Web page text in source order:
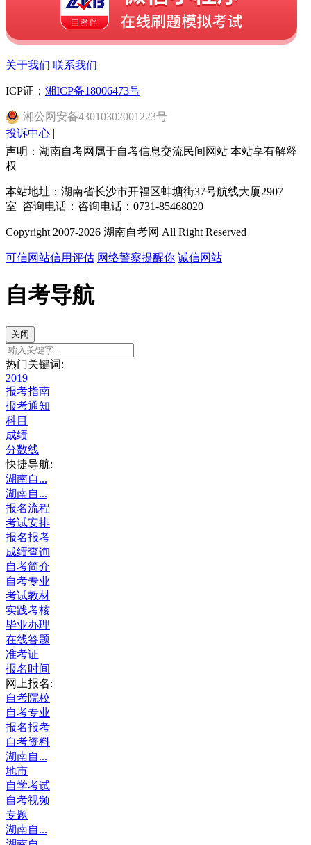
关于我们 联系我们
ICP证： 湘ICP备18006473号
湘公网安备43010302001223号
投诉中心 |
声明：湖南自考网属于自考信息交流民间网站 本站享有解释
权
本站地址：湖南省长沙市开福区蚌塘街37号航线大厦2907
室 咨询电话：咨询电话：0731-85468020
Copyright 2007-2026 湖南自考网 All Right Reserved
可信网站信用评估 网络警察提醒你 诚信网站
自考导航
关闭
热门关键词:
2019
报考指南
报考通知
科目
成绩
分数线
快捷导航:
湖南自...
湖南自...
报名流程
考试安排
报名报考
成绩查询
自考简介
自考专业
考试教材
实践考核
毕业办理
在线答题
准考证
报名时间
网上报名:
自考院校
自考专业
报名报考
自考资料
湖南自...
地市
自学考试
自考视频
专题
湖南自...